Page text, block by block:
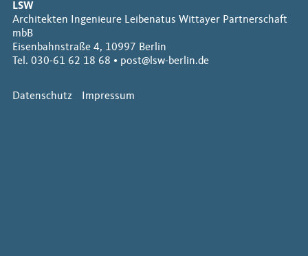
Denkmalobjekte
Öffentliche Bauten
Kultur- und Bildungsbauten
Wohnungsbauten
Brandschutzprojekte
LSW
Architekten Ingenieure Leibenatus Wittayer Partnerschaft
mbB
Eisenbahnstraße 4, 10997 Berlin
Tel. 030-61 62 18 68 • post@lsw-berlin.de
Datenschutz Impressum